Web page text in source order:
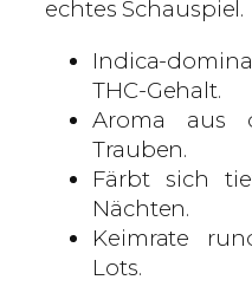
echtes Schauspiel.
Indica-
THC-Gehalt.
Aroma aus
Trauben.
Färbt sich
Nächten.
Keimrate
Lots.